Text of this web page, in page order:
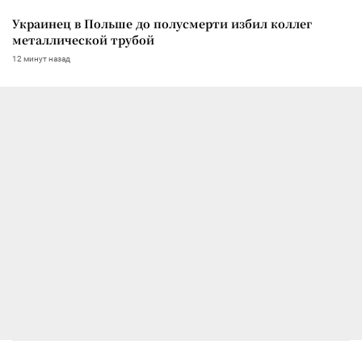
Украинец в Польше до полусмерти избил коллег
металлической трубой
12 минут назад